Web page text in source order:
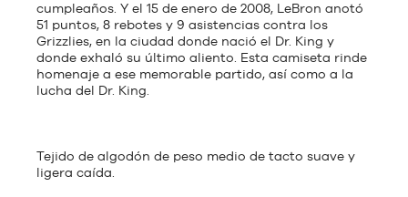
cumpleaños. Y el 15 de enero de 2008, LeBron anotó
51 puntos, 8 rebotes y 9 asistencias contra los
Grizzlies, en la ciudad donde nació el Dr. King y
donde exhaló su último aliento. Esta camiseta rinde
homenaje a ese memorable partido, así como a la
lucha del Dr. King.
Tejido de algodón de peso medio de tacto suave y
ligera caída.